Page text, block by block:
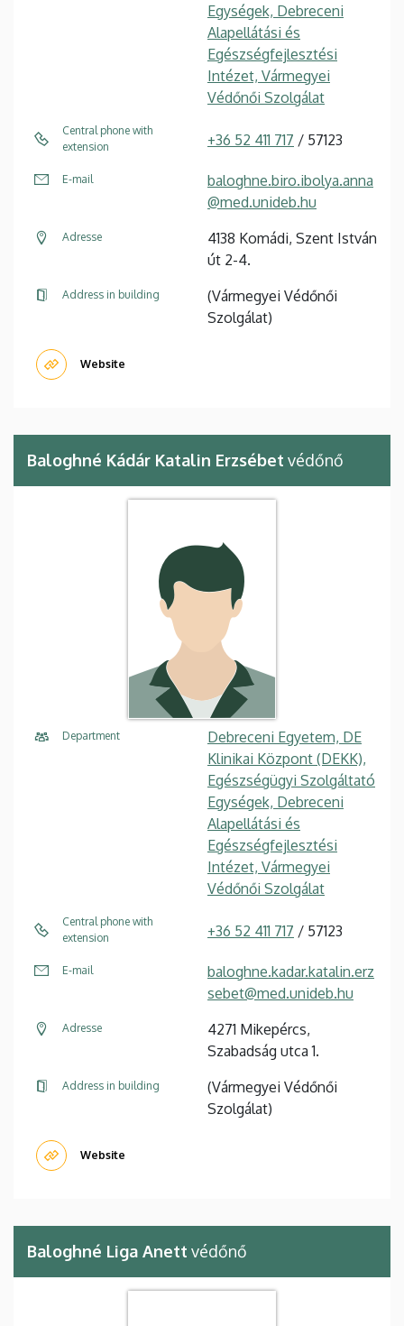
Egységek, Debreceni
Alapellátási és
Egészségfejlesztési
Intézet, Vármegyei
Védőnői Szolgálat
Central phone with
extension
+36 52 411 717 / 57123
E-mail
baloghne.biro.ibolya.anna
@med.unideb.hu
Adresse
4138 Komádi, Szent István
út 2-4.
Address in building
(Vármegyei Védőnői
Szolgálat)
Website
Baloghné Kádár Katalin Erzsébet védőnő
Department
Debreceni Egyetem, DE
Klinikai Központ (DEKK),
Egészségügyi Szolgáltató
Egységek, Debreceni
Alapellátási és
Egészségfejlesztési
Intézet, Vármegyei
Védőnői Szolgálat
Central phone with
extension
+36 52 411 717 / 57123
E-mail
baloghne.kadar.katalin.erz
sebet@med.unideb.hu
Adresse
4271 Mikepércs,
Szabadság utca 1.
Address in building
(Vármegyei Védőnői
Szolgálat)
Website
Baloghné Liga Anett védőnő